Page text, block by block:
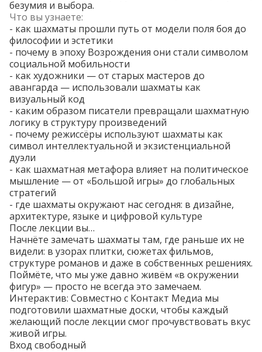
безумия и выбора.
Что вы узнаете:
- как шахматы прошли путь от модели поля боя до
философии и эстетики
- почему в эпоху Возрождения они стали символом
социальной мобильности
- как художники — от старых мастеров до
авангарда — использовали шахматы как
визуальный код
- каким образом писатели превращали шахматную
логику в структуру произведений
- почему режиссёры используют шахматы как
символ интеллектуальной и экзистенциальной
дуэли
- как шахматная метафора влияет на политическое
мышление — от «Большой игры» до глобальных
стратегий
- где шахматы окружают нас сегодня: в дизайне,
архитектуре, языке и цифровой культуре
После лекции вы…
Начнёте замечать шахматы там, где раньше их не
видели: в узорах плитки, сюжетах фильмов,
структуре романов и даже в собственных решениях.
Поймёте, что мы уже давно живём «в окружении
фигур» — просто не всегда это замечаем.
Интерактив: Совместно с Контакт Медиа мы
подготовили шахматные доски, чтобы каждый
желающий после лекции смог прочувствовать вкус
живой игры.
Вход свободный